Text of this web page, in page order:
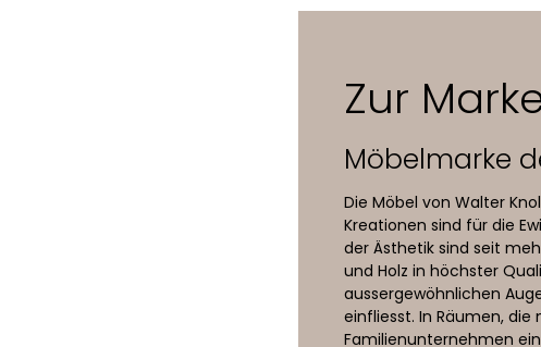
Komplett in einem Material oder mit abweichendem Rückenschild als
Zur
Möbelmarke
Die Möbel von Walter
Kreationen sind für die
der Ästhetik sind seit
und Holz in höchster
aussergewöhnlichen
einfliesst. In Räumen,
Familienunternehmen